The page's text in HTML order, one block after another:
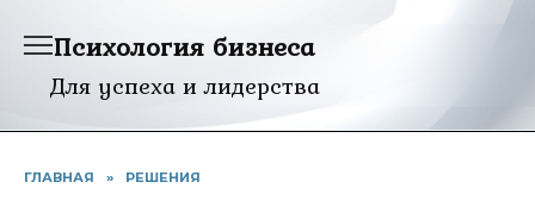
Психология бизнеса
Для успеха и лидерства
ГЛАВНАЯ » РЕШЕНИЯ